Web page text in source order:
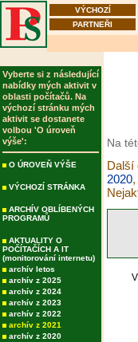
VÝCHOZÍ
PARTNEŘI
Vyberte si z následující
nabídky mých aktivit v
oblasti počítačů. Na
výchozí stránku mých
aktivit se dostanete
volbou 'O úroveň
výše':
O ÚROVEŇ VÝŠE
VÝCHOZÍ STRÁNKA
ARCHÍV OBLÍBENÝCH
PROGRAMŮ
AKTUALITY O
POČÍTAČÍCH A IT
(monitorování internetu)
archív letos
archív z 2025
archív z 2024
archív z 2023
archív z 2022
archív z 2021
archív z 2020
Na
Další
2020